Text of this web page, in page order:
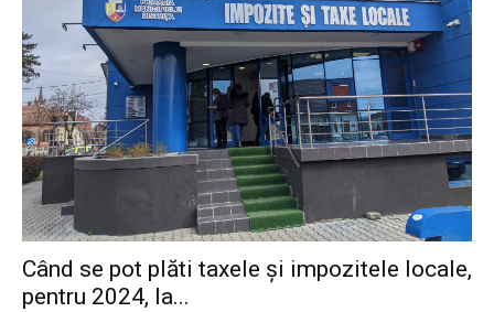
Când se pot plăti taxele și impozitele locale,
pentru 2024, la...